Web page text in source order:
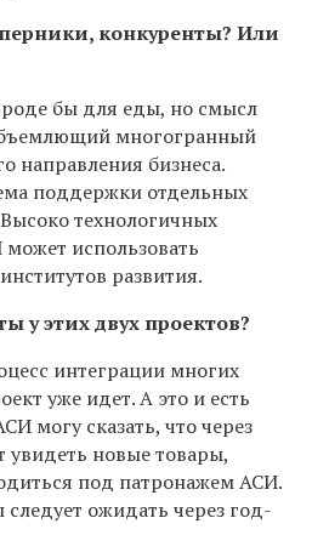
конкуренты? Или
бы для еды, но смысл
многогранный
направления бизнеса.
поддержки отдельных
технологичных
использовать
развития.
у этих двух проектов?
интеграции многих
уже идет. А это и есть
могу сказать, что через
увидеть новые товары,
под патронажем АСИ.
ожидать через год-